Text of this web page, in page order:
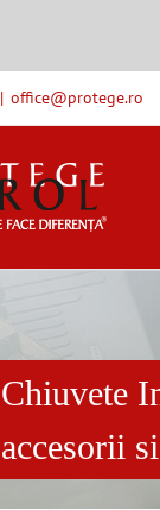
| office@protege.ro
Chiuvete
accesorii